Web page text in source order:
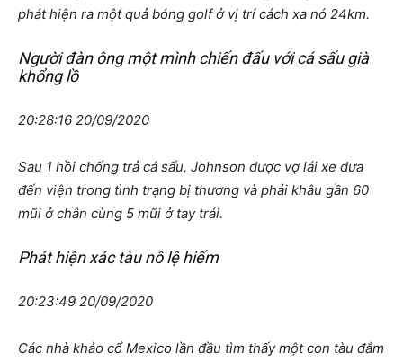
phát hiện ra một quả bóng golf ở vị trí cách xa nó 24km.
Người đàn ông một mình chiến đấu với cá sấu già
khổng lồ
20:28:16 20/09/2020
Sau 1 hồi chống trả cá sấu, Johnson được vợ lái xe đưa
đến viện trong tình trạng bị thương và phải khâu gần 60
mũi ở chân cùng 5 mũi ở tay trái.
Phát hiện xác tàu nô lệ hiếm
20:23:49 20/09/2020
Các nhà khảo cổ Mexico lần đầu tìm thấy một con tàu đắm